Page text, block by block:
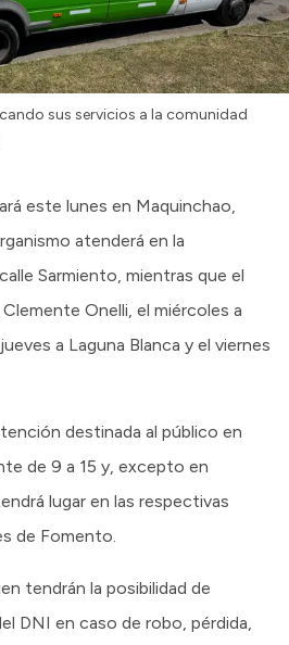
sus servicios a la comunidad
este lunes en Maquinchao,
atenderá en la
Sarmiento, mientras que el
Onelli, el miércoles a
a Laguna Blanca y el viernes
destinada al público en
de 9 a 15 y, excepto en
lugar en las respectivas
de Fomento.
tendrán la posibilidad de
DNI en caso de robo, pérdida,